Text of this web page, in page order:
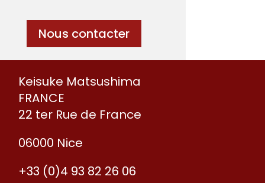
Nous contacter
Keisuke Matsushima
FRANCE
22 ter Rue de France
06000 Nice
+33 (0)4 93 82 26 06